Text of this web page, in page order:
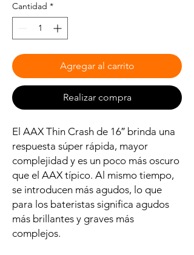
Cantidad *
Agregar al carrito
Realizar compra
El AAX Thin Crash de 16″ brinda una
respuesta súper rápida, mayor
complejidad y es un poco más oscuro
que el AAX típico. Al mismo tiempo,
se introducen más agudos, lo que
para los bateristas significa agudos
más brillantes y graves más
complejos.